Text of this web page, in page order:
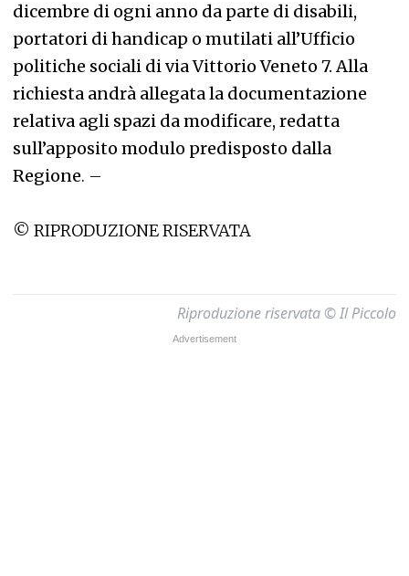
dicembre di ogni anno da parte di disabili,
portatori di handicap o mutilati all’Ufficio
politiche sociali di via Vittorio Veneto 7. Alla
richiesta andrà allegata la documentazione
relativa agli spazi da modificare, redatta
sull’apposito modulo predisposto dalla
Regione. –
© RIPRODUZIONE RISERVATA
Riproduzione riservata © Il Piccolo